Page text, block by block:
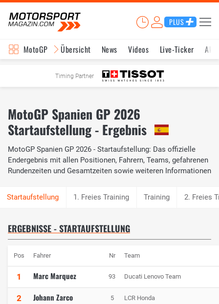
PLUS
MotoGP Übersicht News Videos Live-Ticker
Timing Partner
MotoGP Spanien GP 2026
Startaufstellung - Ergebnis
MotoGP Spanien GP 2026 - Startaufstellung: Das offizielle
Endergebnis mit allen Positionen, Fahrern, Teams, gefahrenen
Rundenzeiten und Gesamtzeiten sowie weiteren Informationen
1. Freies Training Training 2. Freies
ERGEBNISSE - STARTAUFSTELLUNG
Pos Fahrer Nr Team
1 Marc Marquez 93 Ducati Lenovo Team
2 Johann Zarco 5 LCR Honda